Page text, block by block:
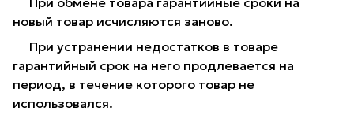
новый товар исчисляются заново.
При устранении недостатков в товаре
гарантийный срок на него продлевается на
период, в течение которого товар не
использовался.